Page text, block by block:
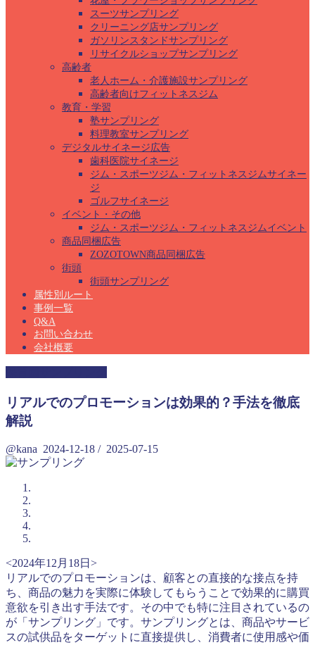
スーツサンプリング
クリーニング店サンプリング
ガソリンスタンドサンプリング
リサイクルショップサンプリング
高齢者
老人ホーム・介護施設サンプリング
高齢者向けフィットネスジム
教育・学習
塾サンプリング
料理教室サンプリング
デジタルサイネージ広告
歯科医院サイネージ
ジム・スポーツジム・フィットネスジムサイネー
ジ
ゴルフサイネージ
イベント・その他
ジム・スポーツジム・フィットネスジムイベント
商品同梱広告
ZOZOTOWN商品同梱広告
街頭
街頭サンプリング
属性別ルート
事例一覧
Q&A
お問い合わせ
会社概要
リアルでのプロモーションは効果的？手法を徹底
解説
@kana 2024-12-18 / 2025-07-15
<2024年12月18日>
リアルでのプロモーションは、顧客との直接的な接点を持
ち、商品の魅力を実際に体験してもらうことで効果的に購買
意欲を引き出す手法です。その中でも特に注目されているの
が「サンプリング」です。サンプリングとは、商品やサービ
スの試供品をターゲットに直接提供し、消費者に使用感や価